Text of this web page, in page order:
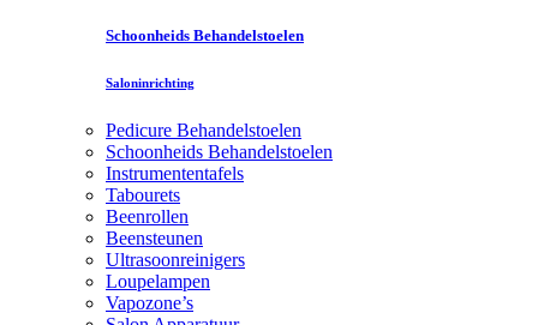
Schoonheids Behandelstoelen
Saloninrichting
Pedicure Behandelstoelen
Schoonheids Behandelstoelen
Instrumententafels
Tabourets
Beenrollen
Beensteunen
Ultrasoonreinigers
Loupelampen
Vapozone’s